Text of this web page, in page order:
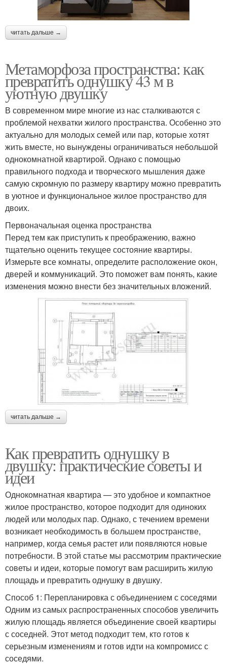
читать дальше →
Метаморфоза пространства: как
превратить однушку 43 м в
уютную двушку
В современном мире многие из нас сталкиваются с
проблемой нехватки жилого пространства. Особенно это
актуально для молодых семей или пар, которые хотят
жить вместе, но вынуждены ограничиваться небольшой
однокомнатной квартирой. Однако с помощью
правильного подхода и творческого мышления даже
самую скромную по размеру квартиру можно превратить
в уютное и функциональное жилое пространство для
двоих.
Первоначальная оценка пространства
Перед тем как приступить к преображению, важно
тщательно оценить текущее состояние квартиры.
Измерьте все комнаты, определите расположение окон,
дверей и коммуникаций. Это поможет вам понять, какие
изменения можно внести без значительных вложений.
читать дальше →
Как превратить однушку в
двушку: практические советы и
идеи
Однокомнатная квартира — это удобное и компактное
жилое пространство, которое подходит для одиноких
людей или молодых пар. Однако, с течением времени
возникает необходимость в большем пространстве,
например, когда семья растет или появляются новые
потребности. В этой статье мы рассмотрим практические
советы и идеи, которые помогут вам расширить жилую
площадь и превратить однушку в двушку.
Способ 1: Перепланировка с объединением с соседями
Одним из самых распространенных способов увеличить
жилую площадь является объединение своей квартиры
с соседней. Этот метод подходит тем, кто готов к
серьезным изменениям и готов идти на компромисс с
соседями.